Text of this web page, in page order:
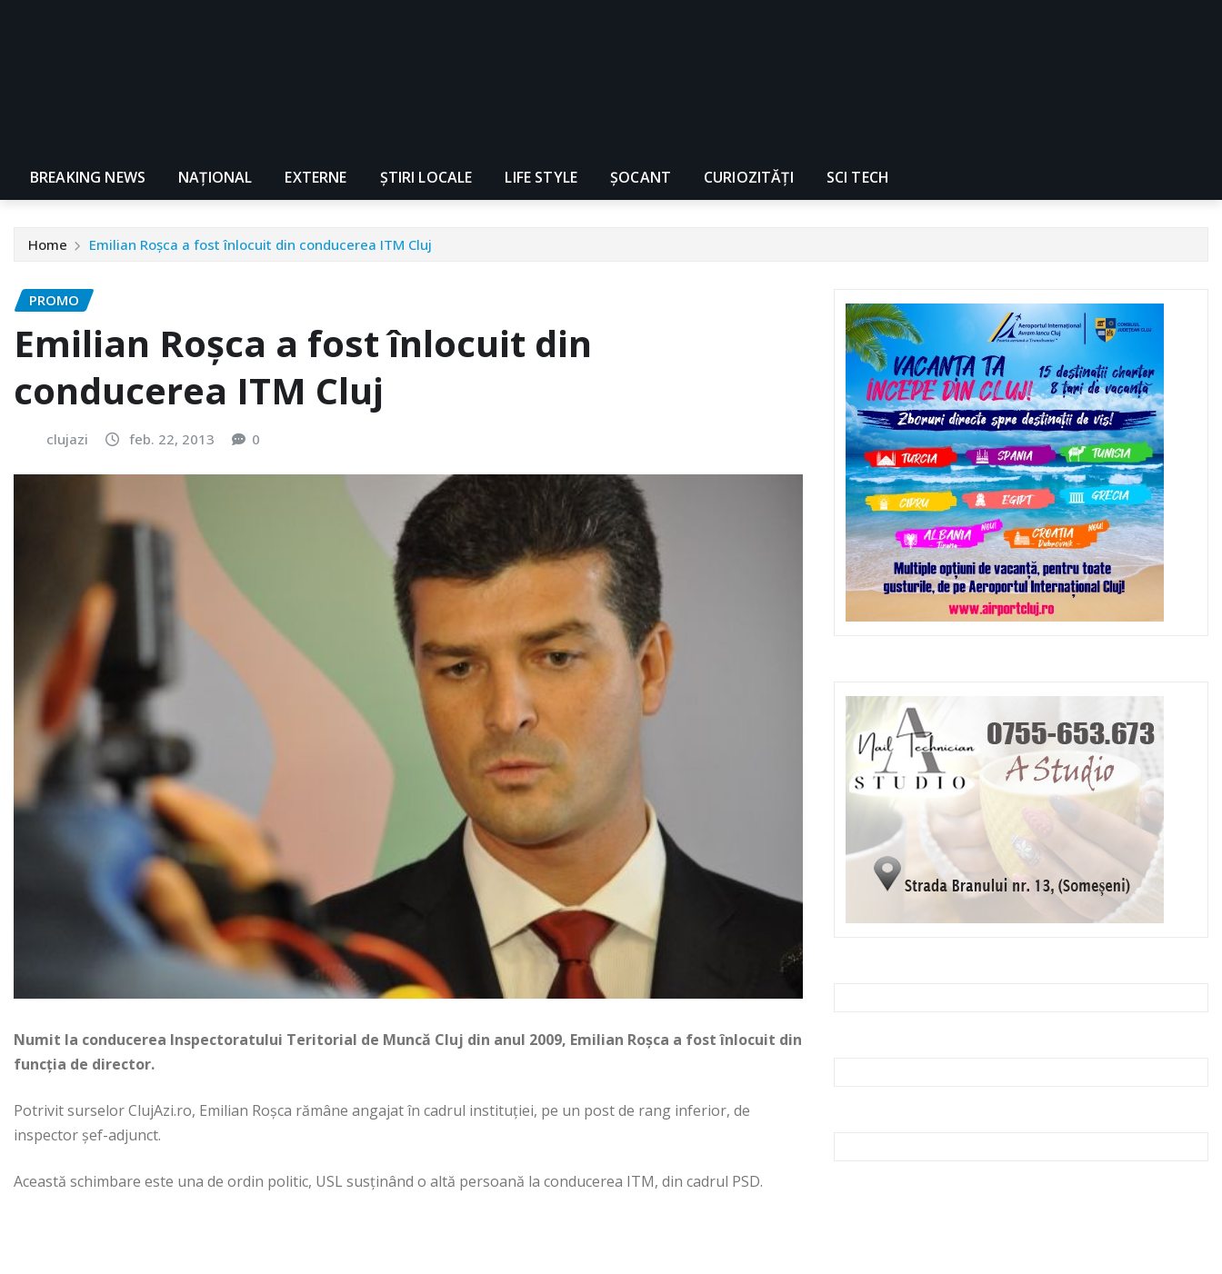
BREAKING NEWS NAŢIONAL EXTERNE ȘTIRI LOCALE LIFE STYLE ȘOCANT CURIOZITĂȚI SCI TECH
Home Emilian Roșca a fost înlocuit din conducerea ITM Cluj
PROMO
Emilian Roșca a fost înlocuit din
conducerea ITM Cluj
clujazi feb. 22, 2013 0
Numit la conducerea Inspectoratului Teritorial de Muncă Cluj din anul 2009, Emilian Roșca a fost înlocuit din
funcția de director.
Potrivit surselor ClujAzi.ro, Emilian Roșca rămâne angajat în cadrul instituţiei, pe un post de rang inferior, de
inspector șef-adjunct.
Această schimbare este una de ordin politic, USL susținând o altă persoană la conducerea ITM, din cadrul PSD.